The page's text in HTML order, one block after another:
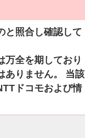
と照合し確認して
万全を期しており
ありません。 当該
ドコモおよび情